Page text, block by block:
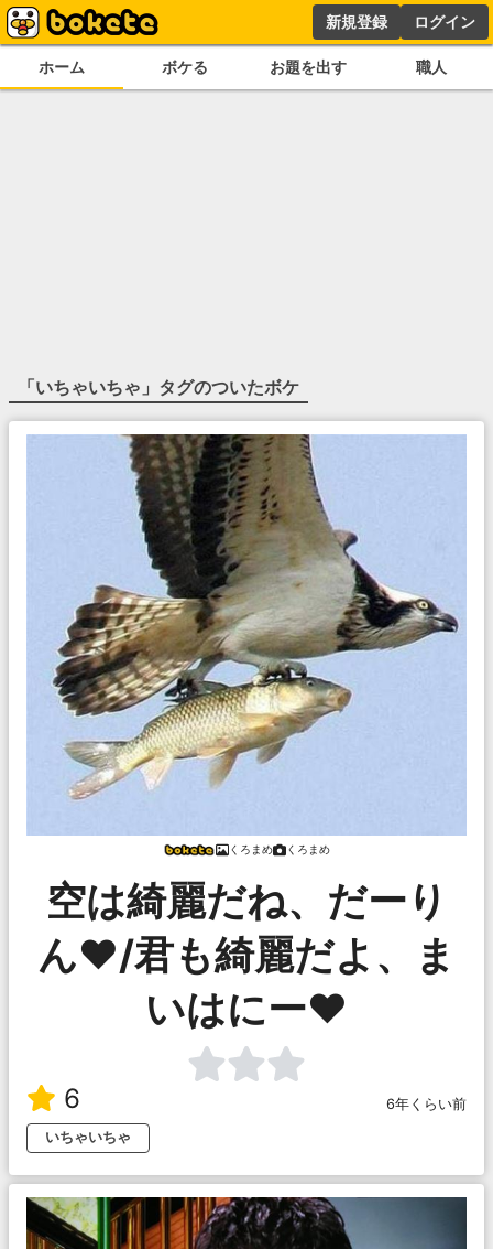
新規登録 ログイン
ホーム ボケる お題を出す 職人
「いちゃいちゃ 」タグのついたボケ
くろまめ くろまめ
空は綺麗だね、だーり
ん❤/君も綺麗だよ、ま
いはにー❤
6
6年くらい前
いちゃいちゃ